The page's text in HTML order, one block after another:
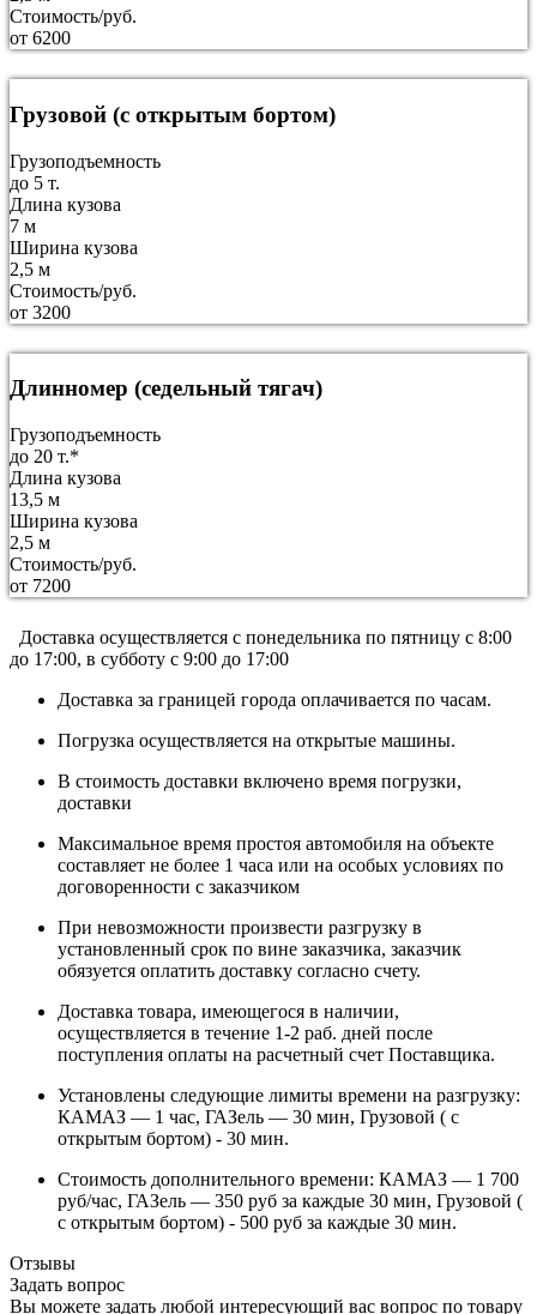
Стоимость/руб.
от 6200
Грузовой (с открытым бортом)
Грузоподъемность
до 5 т.
Длина кузова
7 м
Ширина кузова
2,5 м
Стоимость/руб.
от 3200
Длинномер (седельный тягач)
Грузоподъемность
до 20 т.*
Длина кузова
13,5 м
Ширина кузова
2,5 м
Стоимость/руб.
от 7200
Доставка осуществляется c понедельника по пятницу с 8:00
до 17:00, в субботу с 9:00 до 17:00
Доставка за границей города оплачивается по часам.
Погрузка осуществляется на открытые машины.
В стоимость доставки включено время погрузки,
доставки
Максимальное время простоя автомобиля на объекте
составляет не более 1 часа или на особых условиях по
договоренности с заказчиком
При невозможности произвести разгрузку в
установленный срок по вине заказчика, заказчик
обязуется оплатить доставку согласно счету.
Доставка товара, имеющегося в наличии,
осуществляется в течение 1-2 раб. дней после
поступления оплаты на расчетный счет Поставщика.
Установлены следующие лимиты времени на разгрузку:
КАМАЗ — 1 час, ГАЗель — 30 мин, Грузовой ( с
открытым бортом) - 30 мин.
Стоимость дополнительного времени: КАМАЗ — 1 700
руб/час, ГАЗель — 350 руб за каждые 30 мин, Грузовой (
с открытым бортом) - 500 руб за каждые 30 мин.
Отзывы
Задать вопрос
Вы можете задать любой интересующий вас вопрос по товару